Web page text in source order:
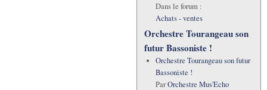
Dans le forum :
Achats - ventes
Orchestre Tourangeau son
futur Bassoniste !
Orchestre Tourangeau son futur
Bassoniste !
ParOrchestre Mus'Echo